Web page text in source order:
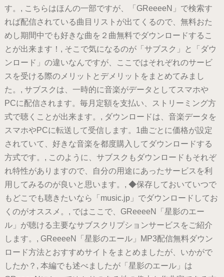
す。, こちらはほんの一部ですが、「GReeeeN」で検索す
れば配信されている曲目リストが出てくるので、無料おた
めし期間中でも好きな曲を２曲無料でダウンロードするこ
とが出来ます！, そこで気になるのが「サブスク」と「ダウ
ンロード」の違いなんですが、ここではそれぞれのサービ
スを受ける際のメリットとデメリットをまとめてみまし
た。, サブスクは、一時的に音楽がデータとしてスマホや
PCに配信されます。毎月定額を支払い、ストリーミング方
式で聴くことが出来ます。, ダウンロードは、音楽データを
スマホやPCに転送して受信します。1曲ごとに価格が設定
されていて、好きな音楽を都度購入してダウンロードする
方式です。, このように、サブスクもダウンロードもそれぞ
れ特性がありますので、自分の用途にあったサービスを利
用してみるのが良いと思います。, ◆保存しておいていつで
もどこでも聴きたいなら「music.jp」でダウンロードしてお
くのがオススメ。, ではここで、GReeeeN「星影のエー
ル」が聴ける主要なサブスクリプションサービスをご紹介
します。, GReeeeN「星影のエール」MP3配信無料ダウン
ロード方法とおすすめサイトをまとめましたが、いかがで
したか？, 本編でも述べましたが「星影のエール」は